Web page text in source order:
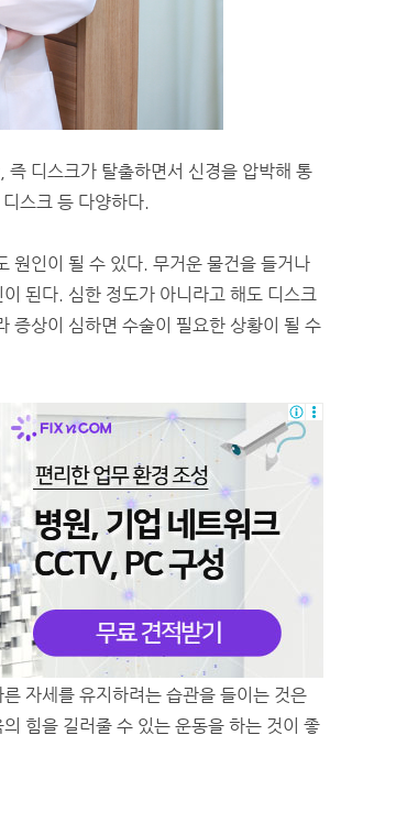
디스크가 탈출하면서 신경을 압박해 통
스크 등 다양하다.
원인이 될 수 있다. 무거운 물건을 들거나
된다. 심한 정도가 아니라고 해도 디스크
증상이 심하면 수술이 필요한 상황이 될 수
자세를 유지하려는 습관을 들이는 것은
힘을 길러줄 수 있는 운동을 하는 것이 좋